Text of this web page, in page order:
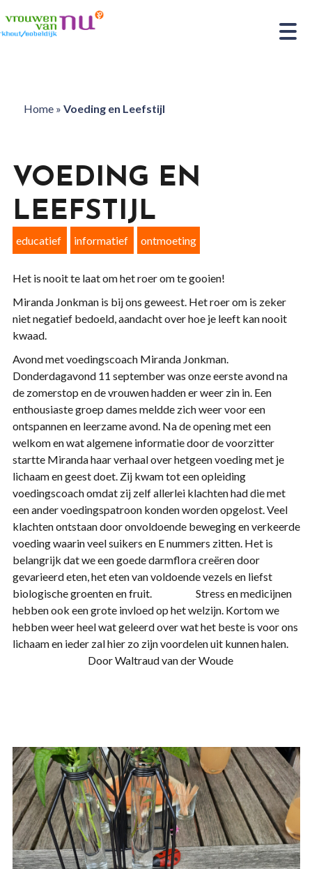
Home» Voeding en Leefstijl
VOEDING EN
LEEFSTIJL
educatief informatief ontmoeting
Het is nooit te laat om het roer om te gooien!
Miranda Jonkman is bij ons geweest. Het roer om is zeker
niet negatief bedoeld, aandacht over hoe je leeft kan nooit
kwaad.
Avond met voedingscoach Miranda Jonkman.
Donderdagavond 11 september was onze eerste avond na
de zomerstop en de vrouwen hadden er weer zin in. Een
enthousiaste groep dames meldde zich weer voor een
ontspannen en leerzame avond. Na de opening met een
welkom en wat algemene informatie door de voorzitter
startte Miranda haar verhaal over hetgeen voeding met je
lichaam en geest doet. Zij kwam tot een opleiding
voedingscoach omdat zij zelf allerlei klachten had die met
een ander voedingspatroon konden worden opgelost. Veel
klachten ontstaan door onvoldoende beweging en verkeerde
voeding waarin veel suikers en E nummers zitten. Het is
belangrijk dat we een goede darmflora creëren door
gevarieerd eten, het eten van voldoende vezels en liefst
biologische groenten en fruit. Stress en medicijnen
hebben ook een grote invloed op het welzijn. Kortom we
hebben weer heel wat geleerd over wat het beste is voor ons
lichaam en ieder zal hier zo zijn voordelen uit kunnen halen.
Door Waltraud van der Woude